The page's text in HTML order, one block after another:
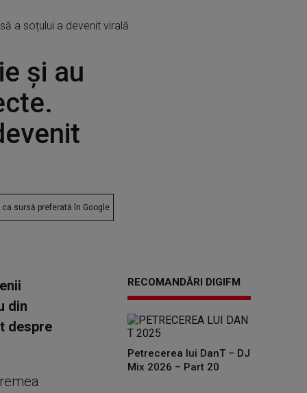
a soțului a devenit virală
și au
ca sursă preferată în Google
din
despre
RECOMANDĂRI DIGIFM
Petrecerea lui DanT – DJ
Mix 2026 – Part 20